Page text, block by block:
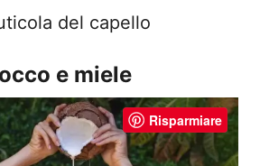
del capello
e miele
Risparmiare